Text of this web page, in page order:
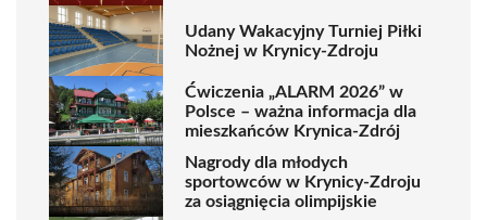
Udany Wakacyjny Turniej Piłki
Nożnej w Krynicy-Zdroju
Ćwiczenia „ALARM 2026” w
Polsce – ważna informacja dla
mieszkańców Krynica-Zdrój
Nagrody dla młodych
sportowców w Krynicy-Zdroju
za osiągnięcia olimpijskie